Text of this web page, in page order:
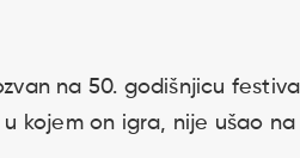
na 50. godišnjicu
kojem on igra, nije ušao